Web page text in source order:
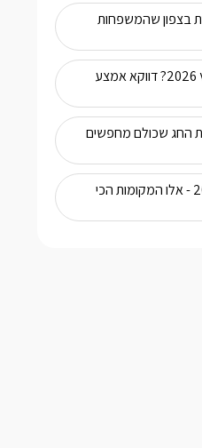
בצפון שהמשפחות
החופשות הכי מבוקשות לקיץ 2026? דווקא אמצע
- חופשת החג שכולם מחפשים
כולם חוזרים לצפון בקיץ 2026 - אלו המקומות הכי